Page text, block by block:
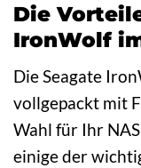
Die
IronWolf
Die Seagate
vollgepackt mit
Wahl für Ihr
einige der